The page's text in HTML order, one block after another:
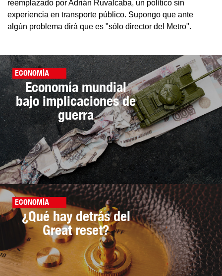
reemplazado por Adrián Ruvalcaba, un político sin
experiencia en transporte público. Supongo que ante
algún problema dirá que es "sólo director del Metro".
ECONOMÍA
Economía mundial
bajo implicaciones de
guerra
ECONOMÍA
¿Qué hay detrás del
Great reset?